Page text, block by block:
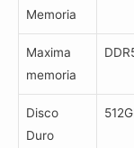
Memoria
Maxima
memoria
Disco
Duro